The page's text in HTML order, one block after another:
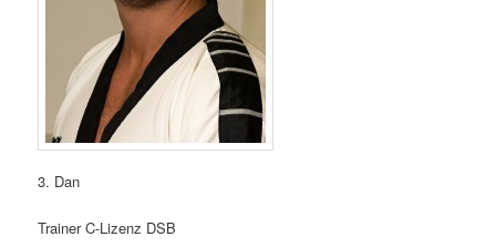
3. Dan
Trainer C-Lizenz DSB